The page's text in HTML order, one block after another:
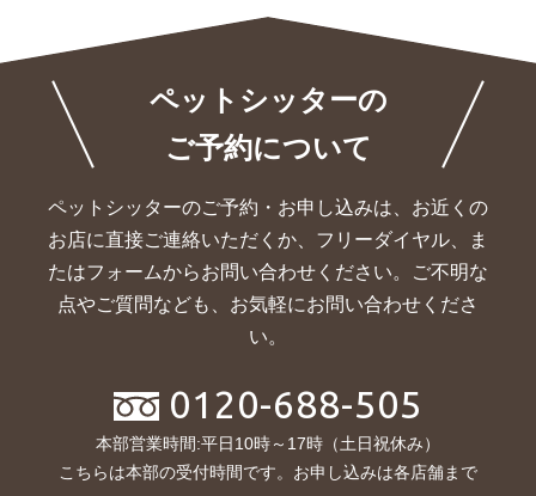
ペットシッターの
ご予約について
ペットシッターのご予約・お申し込みは、お近くの
お店に直接ご連絡いただくか、 フリーダイヤル、ま
たはフォームからお問い合わせください。ご不明な
点やご質問なども、お気軽にお問い合わせくださ
い。
0120-688-505
本部営業時間:平日10時～17時（土日祝休み）
こちらは本部の受付時間です。お申し込みは各店舗まで